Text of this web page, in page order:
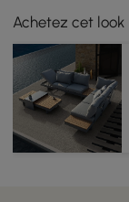
Achetez cet look